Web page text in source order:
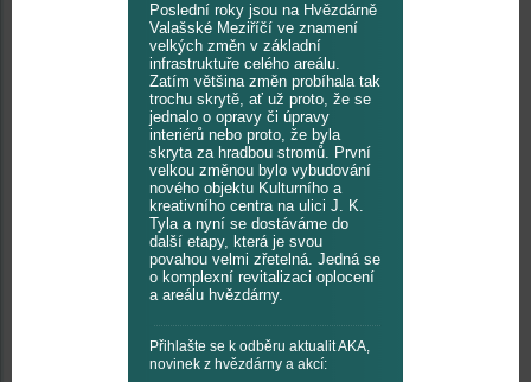
Poslední roky jsou na Hvězdárně
Valašské Meziříčí ve znamení
velkých změn v základní
infrastruktuře celého areálu.
Zatím většina změn probíhala tak
trochu skrytě, ať už proto, že se
jednalo o opravy či úpravy
interiérů nebo proto, že byla
skryta za hradbou stromů. První
velkou změnou bylo vybudování
nového objektu Kulturního a
kreativního centra na ulici J. K.
Tyla a nyní se dostáváme do
další etapy, která je svou
povahou velmi zřetelná. Jedná se
o komplexní revitalizaci oplocení
a areálu hvězdárny.
Přihlašte se k odběru aktualit AKA,
novinek z hvězdárny a akcí: